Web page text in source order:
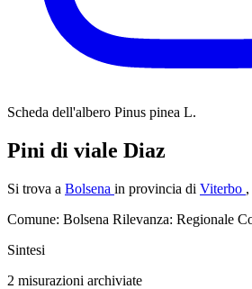
Scheda dell'albero Pinus pinea L.
Pini di viale Diaz
Si trova a Bolsena in provincia di Viterbo
Comune: Bolsena Rilevanza: Regionale
Sintesi
2 misurazioni archiviate